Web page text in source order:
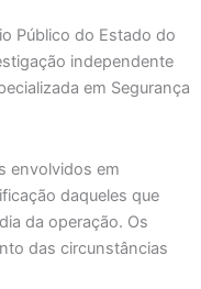
Público do Estado do
independente
em Segurança
envolvidos em
daqueles que
da operação. Os
das circunstâncias